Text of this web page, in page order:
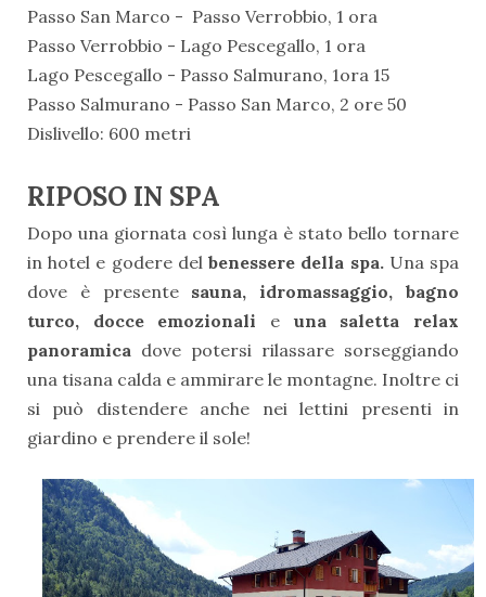
Passo San Marco - Passo Verrobbio, 1 ora
Passo Verrobbio - Lago Pescegallo, 1 ora
Lago Pescegallo - Passo Salmurano, 1ora 15
Passo Salmurano - Passo San Marco, 2 ore 50
Dislivello: 600 metri
RIPOSO IN SPA
Dopo una giornata così lunga è stato bello tornare
in hotel e godere delbenessere della spa. Una spa
dove è presente sauna, idromassaggio, bagno
turco, docce emozionali e una saletta relax
panoramica dove potersi rilassare sorseggiando
una tisana calda e ammirare le montagne. Inoltre ci
si può distendere anche nei lettini presenti in
giardino e prendere il sole!